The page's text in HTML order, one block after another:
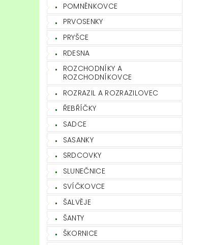
POMNĚNKOVCE
PRVOSENKY
PRYŠCE
RDESNA
ROZCHODNÍKY A
ROZCHODNÍKOVCE
ROZRAZIL A ROZRAZILOVEC
ŘEBŘÍČKY
SADCE
SASANKY
SRDCOVKY
SLUNEČNICE
SVÍČKOVCE
ŠALVĚJE
ŠANTY
ŠKORNICE